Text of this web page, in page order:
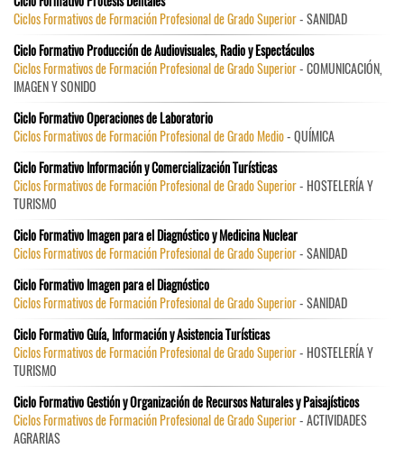
Ciclos Formativos de Formación Profesional de Grado Superior- SANIDAD
Ciclo Formativo Producción de Audiovisuales, Radio y Espectáculos
Ciclos Formativos de Formación Profesional de Grado Superior- COMUNICACIÓN,
IMAGEN Y SONIDO
Ciclo Formativo Operaciones de Laboratorio
Ciclos Formativos de Formación Profesional de Grado Medio- QUÍMICA
Ciclo Formativo Información y Comercialización Turísticas
Ciclos Formativos de Formación Profesional de Grado Superior- HOSTELERÍA Y
TURISMO
Ciclo Formativo Imagen para el Diagnóstico y Medicina Nuclear
Ciclos Formativos de Formación Profesional de Grado Superior- SANIDAD
Ciclo Formativo Imagen para el Diagnóstico
Ciclos Formativos de Formación Profesional de Grado Superior- SANIDAD
Ciclo Formativo Guía, Información y Asistencia Turísticas
Ciclos Formativos de Formación Profesional de Grado Superior- HOSTELERÍA Y
TURISMO
Ciclo Formativo Gestión y Organización de Recursos Naturales y Paisajísticos
Ciclos Formativos de Formación Profesional de Grado Superior- ACTIVIDADES
AGRARIAS